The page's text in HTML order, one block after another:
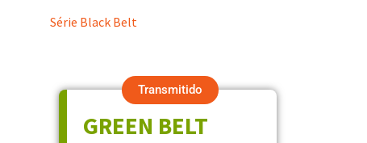
Série Black Belt
Transmitido
GREEN BELT